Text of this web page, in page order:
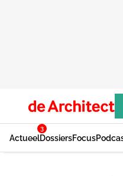
Actueel
3
DossiersFocus